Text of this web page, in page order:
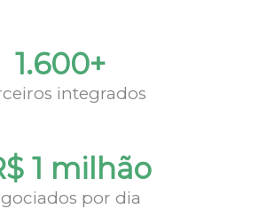
1.600+
integrados
1 milhão
por dia